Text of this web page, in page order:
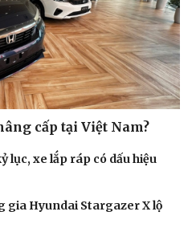
cấp tại Việt Nam?
lục, xe lắp ráp có dấu hiệu
gia Hyundai Stargazer X lộ